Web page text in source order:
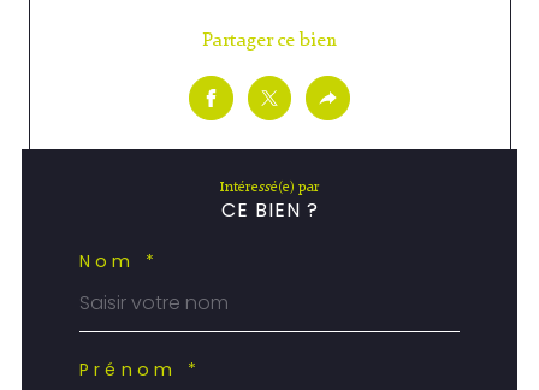
Partager ce bien
Intéressé(e) par
CE BIEN ?
Nom *
Prénom *